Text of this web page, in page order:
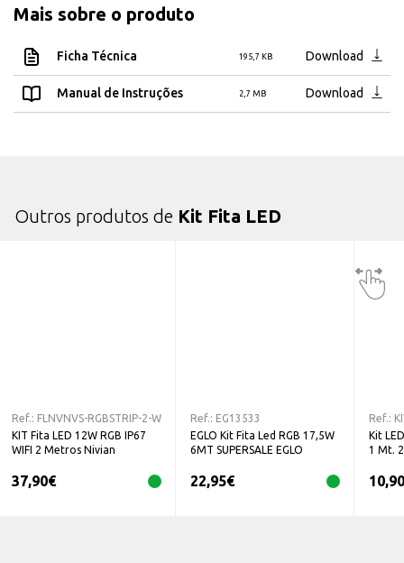
Mais sobre o produto
Ficha Técnica 195,7 KB Download
Manual de Instruções 2,7 MB Download
Outros produtos de Kit Fita LED
Ref.: FLNVNVS-RGBSTRIP-2-W
KIT Fita LED 12W RGB IP67
WIFI 2 Metros Nivian
37,90€
Ref.: EG13533
EGLO Kit Fita Led RGB 17,5W
6MT SUPERSALE EGLO
22,95€
Ref.:
Kit
1 Mt.
10,90